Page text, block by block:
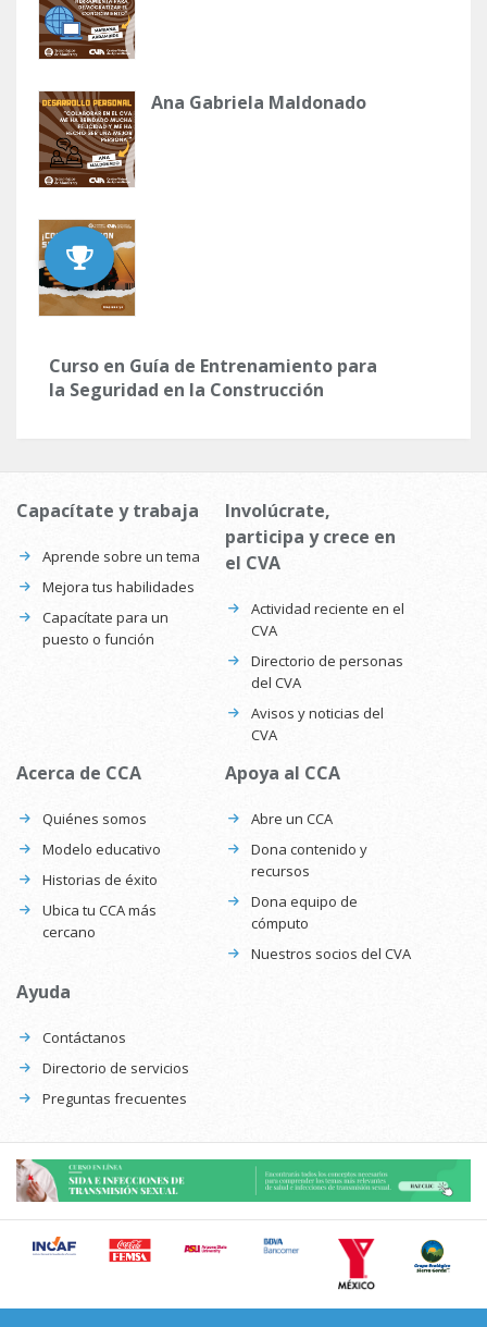
Ana Gabriela Maldonado
Curso en Guía de Entrenamiento para
la Seguridad en la Construcción
Capacítate y trabaja
Aprende sobre un tema
Mejora tus habilidades
Capacítate para un
puesto o función
Involúcrate,
participa y crece en
el CVA
Actividad reciente en el
CVA
Directorio de personas
del CVA
Avisos y noticias del
CVA
Acerca de CCA
Quiénes somos
Modelo educativo
Historias de éxito
Ubica tu CCA más
cercano
Apoya al CCA
Abre un CCA
Dona contenido y
recursos
Dona equipo de
cómputo
Nuestros socios del CVA
Ayuda
Contáctanos
Directorio de servicios
Preguntas frecuentes